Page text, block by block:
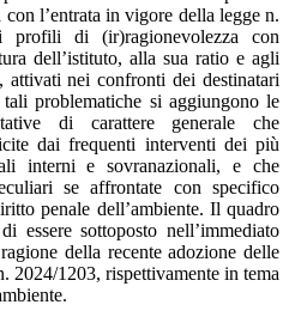
l’entrata in vigore della legge n.
profili di (ir)ragionevolezza con
dell’istituto, alla sua ratio e agli
nei confronti dei destinatari
problematiche si aggiungono le
di carattere generale che
dai frequenti interventi dei più
interni e sovranazionali, e che
se affrontate con specifico
penale dell’ambiente. Il quadro
essere sottoposto nell’immediato
della recente adozione delle
1203, rispettivamente in tema